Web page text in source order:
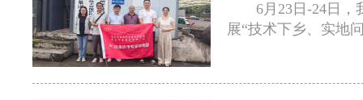
6月23日-24日
展“技术下乡、实地